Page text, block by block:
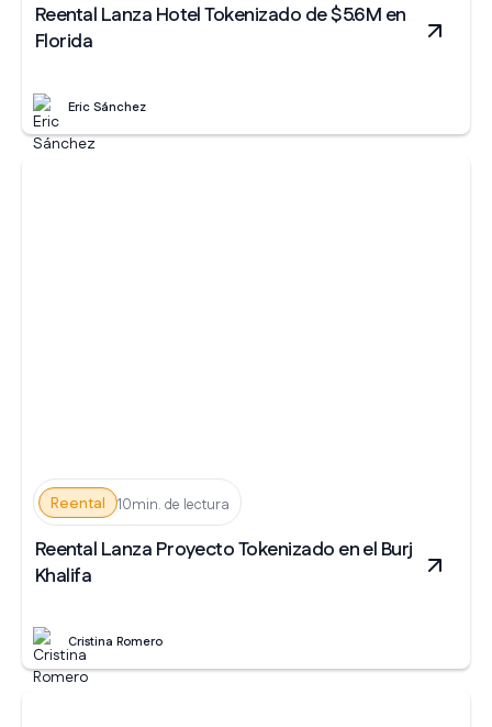
Reental Lanza Hotel Tokenizado de $5.6M en
Florida
Eric Sánchez
Reental 10min. de lectura
Reental Lanza Proyecto Tokenizado en el Burj
Khalifa
Cristina Romero